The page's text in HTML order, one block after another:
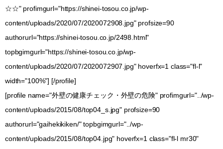
☆☆" profimgurl="https://shinei-tosou.co.jp/wp-
content/uploads/2020/07/2020072908.jpg" profsize=90
authorurl="https://shinei-tosou.co.jp/2498.html"
topbgimgurl="https://shinei-tosou.co.jp/wp-
content/uploads/2020/07/2020072907.jpg" hoverfx=1 class="fl-l"
width="100%"] [/profile]
[profile name="外壁の健康チェック・外壁の危険" profimgurl="../wp-
content/uploads/2015/08/top04_s.jpg" profsize=90
authorurl="gaihekikiken/" topbgimgurl="../wp-
content/uploads/2015/08/top04.jpg" hoverfx=1 class="fl-l mr30"